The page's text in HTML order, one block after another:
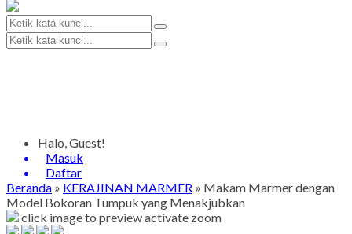
Halo, Guest!
Masuk
Daftar
Beranda » KERAJINAN MARMER » Makam Marmer dengan
Model Bokoran Tumpuk yang Menakjubkan
click image to previewactivate zoom